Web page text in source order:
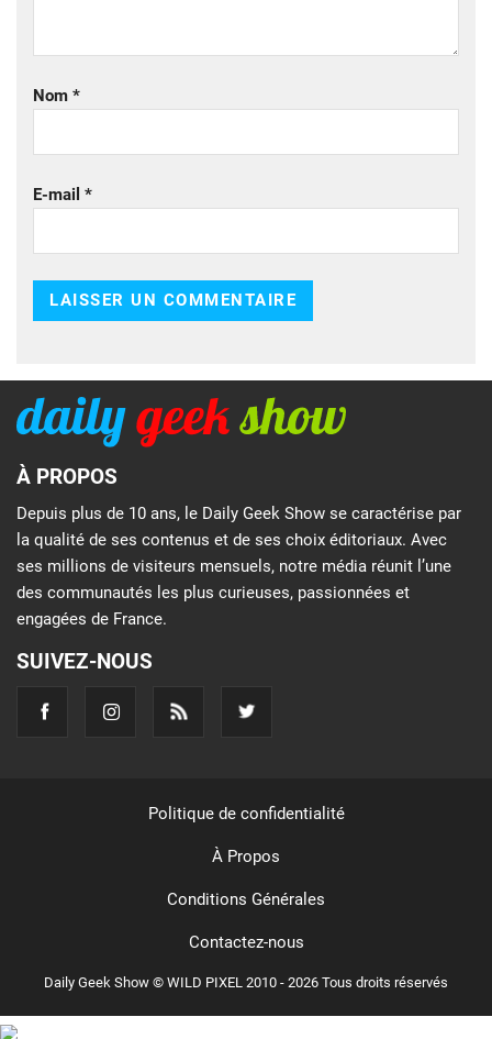
Nom *
E-mail *
À PROPOS
Depuis plus de 10 ans, le Daily Geek Show se caractérise par
la qualité de ses contenus et de ses choix éditoriaux. Avec
ses millions de visiteurs mensuels, notre média réunit l’une
des communautés les plus curieuses, passionnées et
engagées de France.
SUIVEZ-NOUS
Daily Geek Show © WILD PIXEL 2010 - 2026 Tous droits réservés
Politique de confidentialité
À Propos
Conditions Générales
Contactez-nous